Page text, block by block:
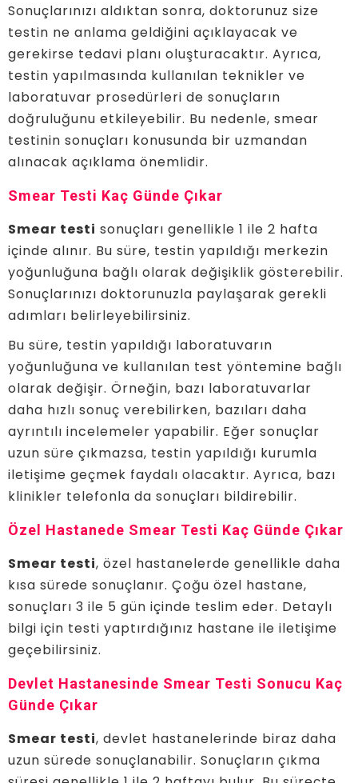
Sonuçlarınızı aldıktan sonra, doktorunuz size
testin ne anlama geldiğini açıklayacak ve
gerekirse tedavi planı oluşturacaktır. Ayrıca,
testin yapılmasında kullanılan teknikler ve
laboratuvar prosedürleri de sonuçların
doğruluğunu etkileyebilir. Bu nedenle, smear
testinin sonuçları konusunda bir uzmandan
alınacak açıklama önemlidir.
Smear Testi Kaç Günde Çıkar
Smear testi sonuçları genellikle 1 ile 2 hafta
içinde alınır. Bu süre, testin yapıldığı merkezin
yoğunluğuna bağlı olarak değişiklik gösterebilir.
Sonuçlarınızı doktorunuzla paylaşarak gerekli
adımları belirleyebilirsiniz.
Bu süre, testin yapıldığı laboratuvarın
yoğunluğuna ve kullanılan test yöntemine bağlı
olarak değişir. Örneğin, bazı laboratuvarlar
daha hızlı sonuç verebilirken, bazıları daha
ayrıntılı incelemeler yapabilir. Eğer sonuçlar
uzun süre çıkmazsa, testin yapıldığı kurumla
iletişime geçmek faydalı olacaktır. Ayrıca, bazı
klinikler telefonla da sonuçları bildirebilir.
Özel Hastanede Smear Testi Kaç Günde Çıkar
Smear testi, özel hastanelerde genellikle daha
kısa sürede sonuçlanır. Çoğu özel hastane,
sonuçları 3 ile 5 gün içinde teslim eder. Detaylı
bilgi için testi yaptırdığınız hastane ile iletişime
geçebilirsiniz.
Devlet Hastanesinde Smear Testi Sonucu Kaç
Günde Çıkar
Smear testi, devlet hastanelerinde biraz daha
uzun sürede sonuçlanabilir. Sonuçların çıkma